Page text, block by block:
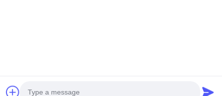
จีน.Copyright © 2026 Ningbo VivaTrade